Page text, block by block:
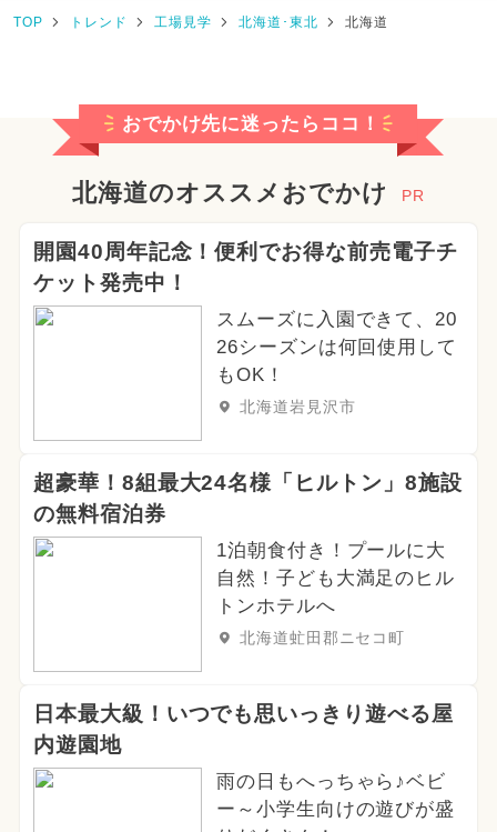
TOP トレンド 工場見学 北海道･東北 北海道
おでかけ先に迷ったらココ！
北海道のオススメおでかけ PR
開園40周年記念！便利でお得な前売電子チ
ケット発売中！
スムーズに入園できて、20
26シーズンは何回使用して
もOK！
北海道岩見沢市
超豪華！8組最大24名様「ヒルトン」8施設
の無料宿泊券
1泊朝食付き！プールに大
自然！子ども大満足のヒル
トンホテルへ
北海道虻田郡ニセコ町
日本最大級！いつでも思いっきり遊べる屋
内遊園地
雨の日もへっちゃら♪ベビ
ー～小学生向けの遊びが盛